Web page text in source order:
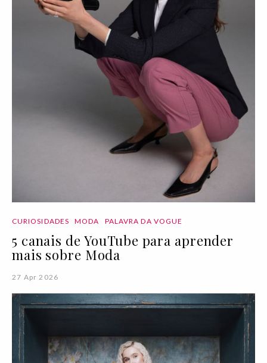
CURIOSIDADES MODA PALAVRA DA VOGUE
5 canais de YouTube para aprender
mais sobre Moda
27 Apr 2026